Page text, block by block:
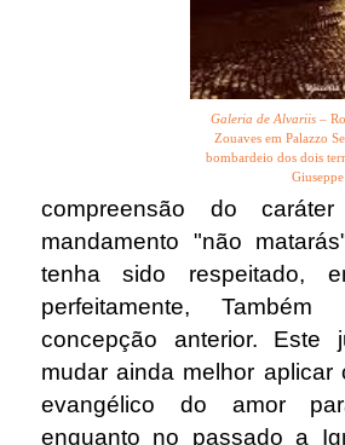
Galeria de Alvariis –
Zouaves em Palazzo
bombardeio dos dois
compreensão do
mandamento "não
tenha sido respeitado,
perfeitamente,
concepção anterior. Este
mudar ainda melhor aplicar
evangélico do amor
enquanto no passado a